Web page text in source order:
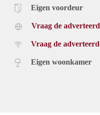
Eigen voordeur
Vraag de
Vraag de
Eigen woonkamer